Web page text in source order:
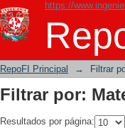
https://
Filtrar por:
RepoFI Principal → Filtrar
Filtrar por:
Resultados por página: